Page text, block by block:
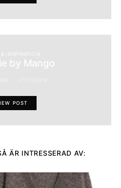
INSPIRATION
by Mango
POST
ÄR INTRESSERAD AV: